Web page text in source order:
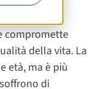
compromette
della vita. La
età, ma è più
di